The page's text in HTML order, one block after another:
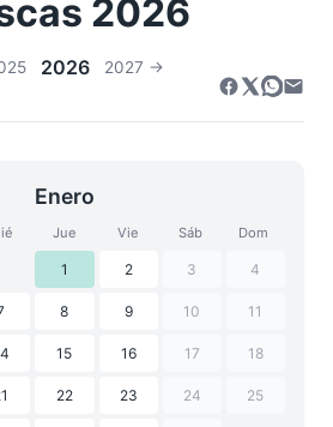
2026
2026 2027 →
Enero
Jue Vie Sáb Dom
1 2 3 4
8 9 10 11
15 16 17 18
22 23 24 25